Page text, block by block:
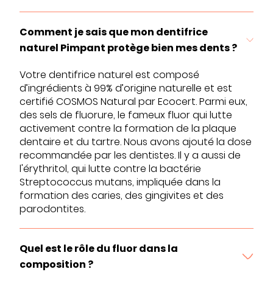
Comment je sais que mon dentifrice
naturel Pimpant protège bien mes dents ?
Votre dentifrice naturel est composé
d’ingrédients à 99% d’origine naturelle et est
certifié COSMOS Natural par Ecocert. Parmi eux,
des sels de fluorure, le fameux fluor qui lutte
activement contre la formation de la plaque
dentaire et du tartre. Nous avons ajouté la dose
recommandée par les dentistes. Il y a aussi de
l'érythritol, qui lutte contre la bactérie
Streptococcus mutans, impliquée dans la
formation des caries, des gingivites et des
parodontites.
Quel est le rôle du fluor dans la
composition ?